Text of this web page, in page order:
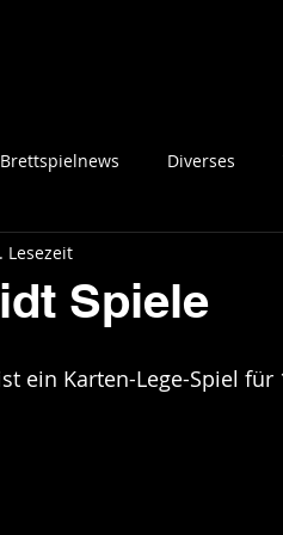
Brettspielnews Diverses
Spiele
Lesezeit
ein Karten-Lege-Spiel